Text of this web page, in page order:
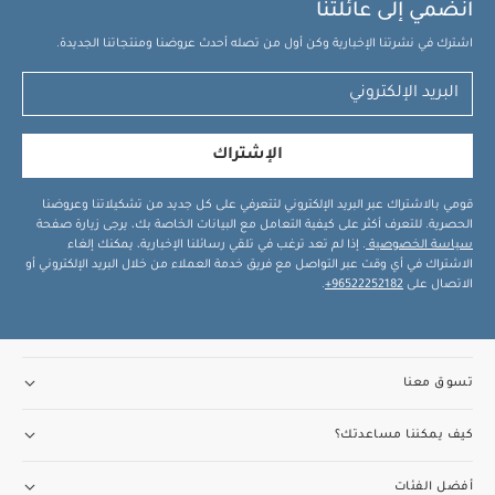
انضمي إلى عائلتنا
اشترك في نشرتنا الإخبارية وكن أول من تصله أحدث عروضنا ومنتجاتنا الجديدة.
الإشتراك
قومي بالاشتراك عبر البريد الإلكتروني لتتعرفي على كل جديد من تشكيلاتنا وعروضنا
الحصرية. للتعرف أكثر على كيفية التعامل مع البيانات الخاصة بك، يرجى زيارة صفحة
سياسة الخصوصية . إذا لم تعد ترغب في تلقي رسائلنا الإخبارية، يمكنك إلغاء
الاشتراك في أي وقت عبر التواصل مع فريق خدمة العملاء من خلال البريد الإلكتروني أو
الاتصال على 96522252182+
.
تسوق معنا
كيف يمكننا مساعدتك؟
أفضل الفئات